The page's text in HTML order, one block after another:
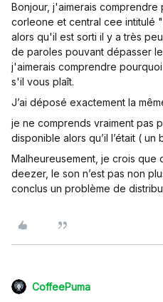
Bonjour, j'aimerais
corleone et central cee intitulé
alors qu'il est sorti il y a très
de paroles pouvant dépasser
j'aimerais comprendre
s'il vous plaît.
J’ai déposé exactement la
je ne comprends vraiment pas
disponible alors qu’il l’était ( un
Malheureusement, je crois que
deezer, le son n’est pas non
conclus un problème de
CoffeePuma